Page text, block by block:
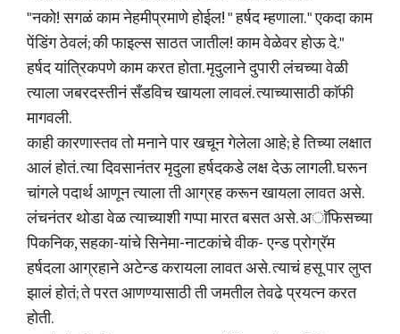
"नको! सगळं काम नेहमीप्रमाणे होईल! " हर्षद म्हणाला. " एकदा काम
पेंडिंग ठेवलं; की फाइल्स साठत जातील! काम वेळेवर होऊ दे."
हर्षद यांत्रिकपणे काम करत होता. मृदुलाने दुपारी लंचच्या वेळी
त्याला जबरदस्तीनं सँडविच खायला लावलं. त्याच्यासाठी काॅफी
मागवली.
काही कारणास्तव तो मनाने पार खचून गेलेला आहे; हे तिच्या लक्षात
आलं होतं. त्या दिवसानंतर मृदुला हर्षदकडे लक्ष देऊ लागली. घरून
चांगले पदार्थ आणून त्याला ती आग्रह करून खायला लावत असे.
लंचनंतर थोडा वेळ त्याच्याशी गप्पा मारत बसत असे. अाॅफिसच्या
पिकनिक, सहका-यांचे सिनेमा-नाटकांचे वीक- एन्ड प्रोग्रॅम
हर्षदला आग्रहाने अटेन्ड करायला लावत असे. त्याचं हसू पार लुप्त
झालं होतं; ते परत आणण्यासाठी ती जमतील तेवढे प्रयत्न करत
होती.